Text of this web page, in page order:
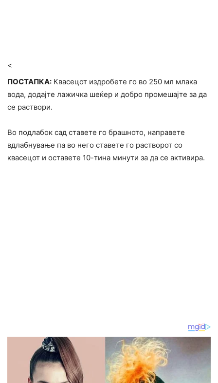
<
ПОСТАПКА: Квасецот издробете го во 250 мл млака
вода, додајте лажичка шеќер и добро промешајте за да
се раствори.
Во подлабок сад ставете го брашното, направете
вдлабнување па во него ставете го растворот со
квасецот и оставете 10-тина минути за да се активира.